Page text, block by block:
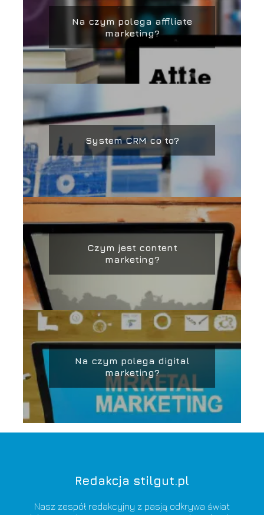
Na czym polega affiliate
marketing?
System CRM co to?
Czym jest content
marketing?
Na czym polega digital
marketing?
Redakcja stilgut.pl
Nasz zespół redakcyjny z pasją odkrywa świat